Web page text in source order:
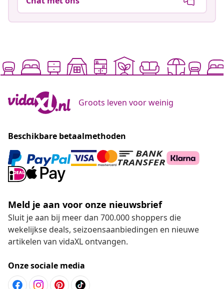
Groots leven voor weinig
Beschikbare betaalmethoden
Meld je aan voor onze nieuwsbrief
Sluit je aan bij meer dan 700.000 shoppers die
wekelijkse deals, seizoensaanbiedingen en nieuwe
artikelen van vidaXL ontvangen.
Onze sociale media